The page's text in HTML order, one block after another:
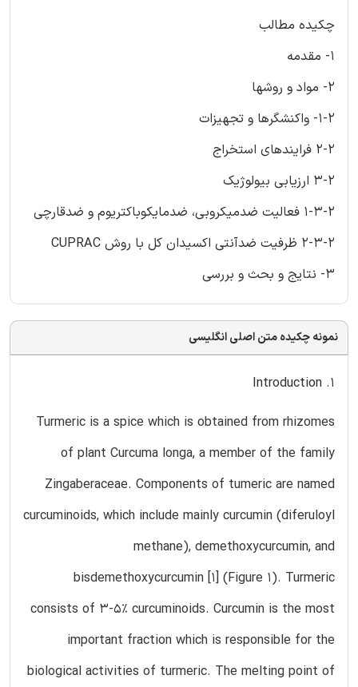
چکیده مطالب
1- مقدمه
2- مواد و روشها
1-2- واکنشگرها و تجهیزات
2-2 فرایندهای استخراج
3-2 ارزیابی بیولوژیک
1-3-2 فعالیت ضدمیکروبی، ضدمایکوباکتریوم و ضدقارچی
2-3-2 ظرفیت ضدآنتی اکسیدان کل با روش CUPRAC
3- نتایج و بحث و بررسی
نمونه چکیده متن اصلی انگلیسی
1. Introduction
Turmeric is a spice which is obtained from rhizomes
of plant Curcuma longa, a member of the family
Zingaberaceae. Components of tumeric are named
curcuminoids, which include mainly curcumin (diferuloyl
methane), demethoxycurcumin, and
bisdemethoxycurcumin [1] (Figure 1). Turmeric
consists of 3-5% curcuminoids. Curcumin is the most
important fraction which is responsible for the
biological activities of turmeric. The melting point of